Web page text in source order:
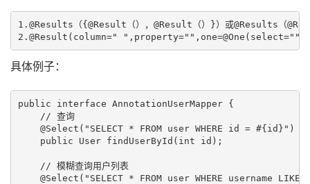
1.@Results（{@Result（），@Result（）}）或@Results（
具体例子：
public interface AnnotationUserMapper {
    // 查询
    @Select("SELECT * FROM user WHERE id = #{id}")
    public User findUserById(int id);
    // 模糊查询用户列表
@Select("SELECT * FROM user WHERE username LIKE